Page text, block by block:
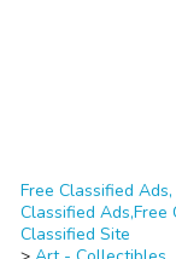
Free Classified
Classified Ads,Free
Classified Site